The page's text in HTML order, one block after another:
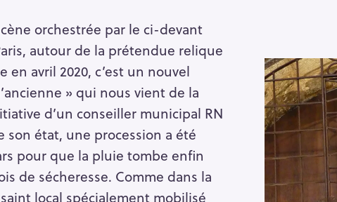
orchestrée par le ci-devant
autour de la prétendue relique
en avril 2020, c’est un nouvel
» qui nous vient de la
d’un conseiller municipal RN
état, une procession a été
pour que la pluie tombe enfin
de sécheresse. Comme dans la
local spécialement mobilisé